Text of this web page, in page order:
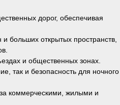
дорог, обеспечивая
больших открытых пространств,
и общественных зонах.
так и безопасность для ночного
коммерческими, жилыми и